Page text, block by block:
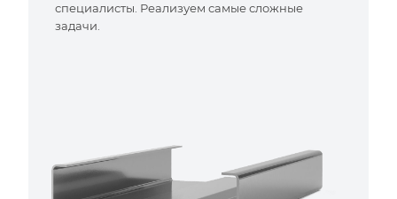
специалисты. Реализуем самые сложные
задачи.